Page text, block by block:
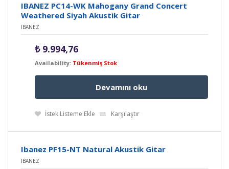
IBANEZ PC14-WK Mahogany Grand Concert
Weathered Siyah Akustik Gitar
IBANEZ
₺9.994,76
Availability: Tükenmiş Stok
Devamını oku
İstek Listeme Ekle Karşılaştır
Ibanez PF15-NT Natural Akustik Gitar
IBANEZ